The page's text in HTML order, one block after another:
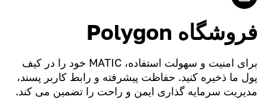
فروشگاه Polygon
برای امنیت و سهولت استفاده، MATIC خود را در کیف
پول ما ذخیره کنید. حفاظت پیشرفته و رابط کاربر پسند،
مدیریت سرمایه گذاری ایمن و راحت را تضمین می کند.